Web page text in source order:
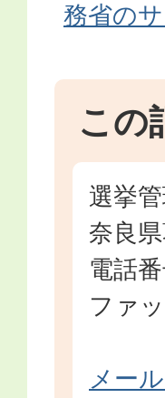
務省のサ
この
選挙
奈良
電話
ファ
メー